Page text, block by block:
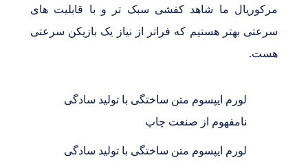
مرکوریال ما شاهد کفشی سبک تر و با قابلیت های
سرعتی بهتر هستیم که فراتر از نیاز یک بازیکن سرعتی
هست.
لورم ایپسوم متن ساختگی با تولید سادگی
نامفهوم از صنعت چاپ
لورم ایپسوم متن ساختگی با تولید سادگی